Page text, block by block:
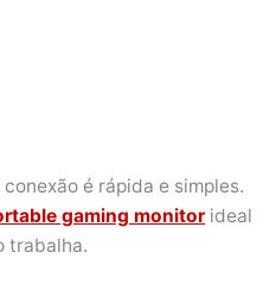
é rápida e simples.
gaming monitor ideal
trabalha.